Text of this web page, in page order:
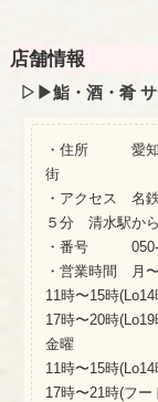
店舗情報
▷▶︎鮨・酒・肴
・住所 愛知県
街
・アクセス 名
５分 清水駅か
・番号 050-
・営業時間 月
11時〜15時(Lo14
17時〜20時(Lo19
金曜
11時〜15時(Lo14
17時〜21時(フー